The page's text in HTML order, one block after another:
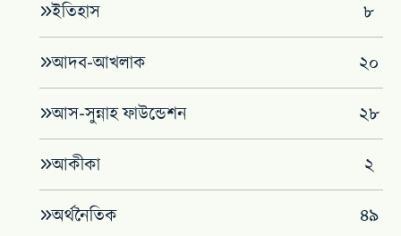
‌ইতিহাস ৮
আদব-আখলাক ২০
আস-সুন্নাহ ফাউন্ডেশন ২৮
আকীকা ২
অর্থনৈতিক ৪৯